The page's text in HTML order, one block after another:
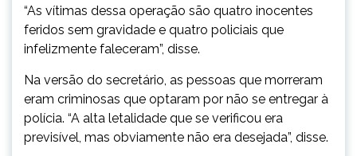
“As vítimas dessa operação são quatro inocentes
feridos sem gravidade e quatro policiais que
infelizmente faleceram”, disse.
Na versão do secretário, as pessoas que morreram
eram criminosas que optaram por não se entregar à
polícia. “A alta letalidade que se verificou era
previsível, mas obviamente não era desejada”, disse.